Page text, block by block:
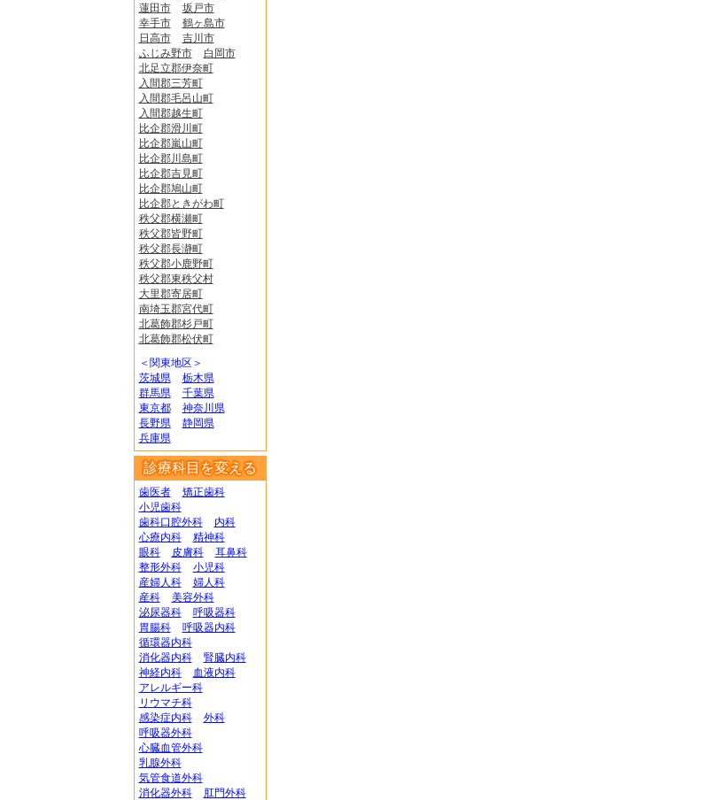
蓮田市
坂戸市
幸手市
鶴ヶ島市
日高市
吉川市
ふじみ野市
白岡市
北足立郡伊奈町
入間郡三芳町
入間郡毛呂山町
入間郡越生町
比企郡滑川町
比企郡嵐山町
比企郡川島町
比企郡吉見町
比企郡鳩山町
比企郡ときがわ町
秩父郡横瀬町
秩父郡皆野町
秩父郡長瀞町
秩父郡小鹿野町
秩父郡東秩父村
大里郡寄居町
南埼玉郡宮代町
北葛飾郡杉戸町
北葛飾郡松伏町
＜関東地区＞
茨城県
栃木県
群馬県
千葉県
東京都
神奈川県
長野県
静岡県
兵庫県
診療科目を変える
歯医者
矯正歯科
小児歯科
歯科口腔外科
内科
心療内科
精神科
眼科
皮膚科
耳鼻科
整形外科
小児科
産婦人科
婦人科
産科
美容外科
泌尿器科
呼吸器科
胃腸科
呼吸器内科
循環器内科
消化器内科
腎臓内科
神経内科
血液内科
アレルギー科
リウマチ科
感染症内科
外科
呼吸器外科
心臓血管外科
乳腺外科
気管食道外科
消化器外科
肛門外科